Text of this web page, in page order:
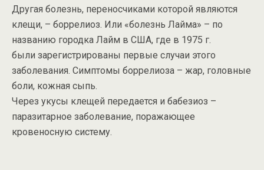
Другая болезнь, переносчиками которой являются
клещи, – боррелиоз. Или «болезнь Лайма» – по
названию городка Лайм в США, где в 1975 г.
были зарегистрированы первые случаи этого
заболевания. Симптомы боррелиоза – жар, головные
боли, кожная сыпь.
Через укусы клещей передается и бабезиоз –
паразитарное заболевание, поражающее
кровеносную систему.